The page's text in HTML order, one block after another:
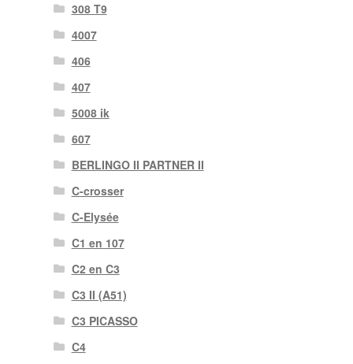
308 T9
4007
406
407
5008 ik
607
BERLINGO II PARTNER II
C-crosser
C-Elysée
C1 en 107
C2 en C3
C3 II (A51)
C3 PICASSO
C4